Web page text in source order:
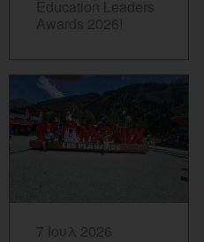
Education Leaders
Awards 2026!
7 Ιουλ 2026